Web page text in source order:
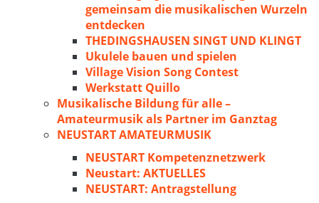
gemeinsam die musikalischen Wurzeln
entdecken
THEDINGSHAUSEN SINGT UND KLINGT
Ukulele bauen und spielen
Village Vision Song Contest
Werkstatt Quillo
Musikalische Bildung für alle –
Amateurmusik als Partner im Ganztag
NEUSTART AMATEURMUSIK
NEUSTART Kompetenznetzwerk
Neustart: AKTUELLES
NEUSTART: Antragstellung